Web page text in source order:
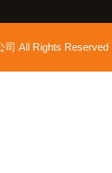
司 All Rights